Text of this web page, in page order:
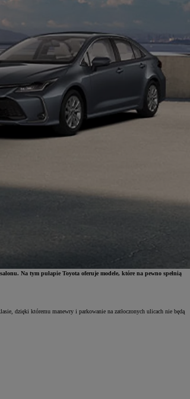
Na tym pułapie Toyota oferuje modele, które na pewno spełnią
dzięki któremu manewry i parkowanie na zatłoczonych ulicach nie będą